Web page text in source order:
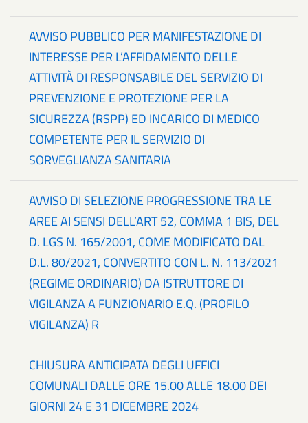
AVVISO PUBBLICO PER MANIFESTAZIONE DI
INTERESSE PER L’AFFIDAMENTO DELLE
ATTIVITÀ DI RESPONSABILE DEL SERVIZIO DI
PREVENZIONE E PROTEZIONE PER LA
SICUREZZA (RSPP) ED INCARICO DI MEDICO
COMPETENTE PER IL SERVIZIO DI
SORVEGLIANZA SANITARIA
AVVISO DI SELEZIONE PROGRESSIONE TRA LE
AREE AI SENSI DELL’ART 52, COMMA 1 BIS, DEL
D. LGS N. 165/2001, COME MODIFICATO DAL
D.L. 80/2021, CONVERTITO CON L. N. 113/2021
(REGIME ORDINARIO) DA ISTRUTTORE DI
VIGILANZA A FUNZIONARIO E.Q. (PROFILO
VIGILANZA) R
CHIUSURA ANTICIPATA DEGLI UFFICI
COMUNALI DALLE ORE 15.00 ALLE 18.00 DEI
GIORNI 24 E 31 DICEMBRE 2024